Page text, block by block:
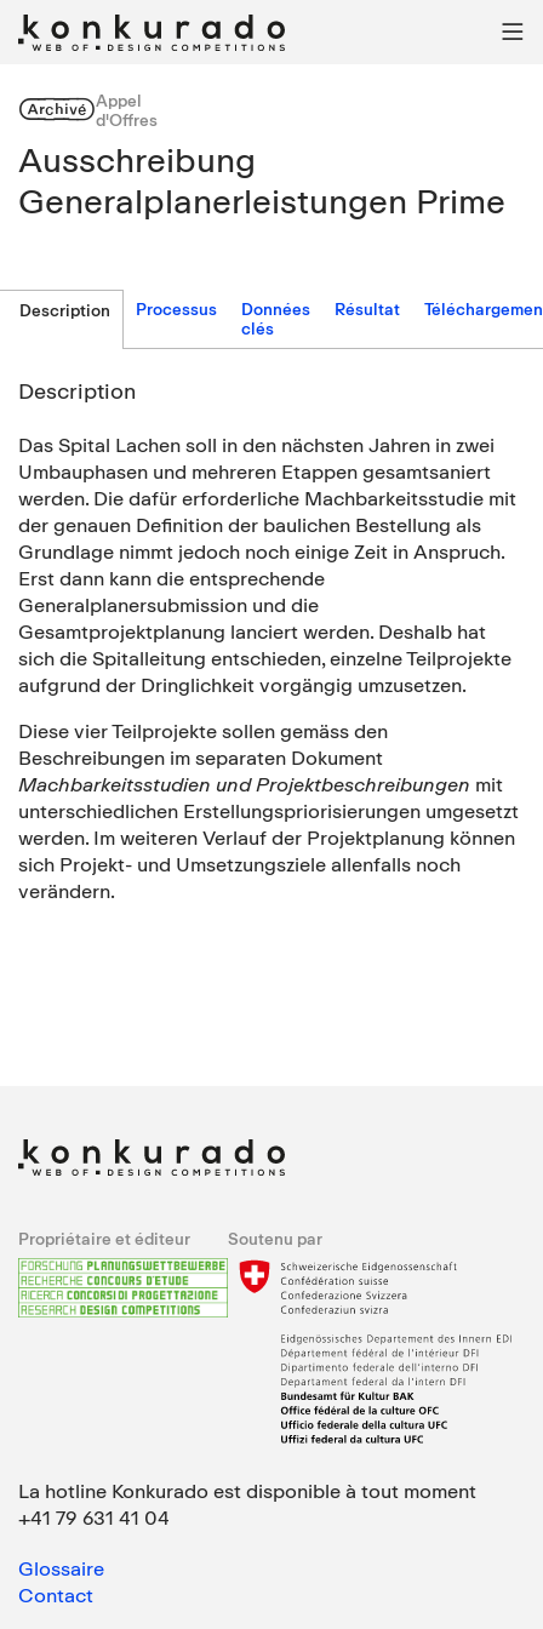

ArchivéAppel
d'Offres
Ausschreibung
Generalplanerleistungen Prime
Description Processus
Données
clés
Résultat
Description
Das Spital Lachen soll in den nächsten Jahren in zwei
Umbauphasen und mehreren Etappen gesamtsaniert
werden. Die dafür erforderliche Machbarkeitsstudie mit
der genauen Definition der baulichen Bestellung als
Grundlage nimmt jedoch noch einige Zeit in Anspruch.
Erst dann kann die entsprechende
Generalplanersubmission und die
Gesamtprojektplanung lanciert werden. Deshalb hat
sich die Spitalleitung entschieden, einzelne Teilprojekte
aufgrund der Dringlichkeit vorgängig umzusetzen.
Diese vier Teilprojekte sollen gemäss den
Beschreibungen im separaten Dokument
Machbarkeitsstudien und Projektbeschreibungen mit
unterschiedlichen Erstellungspriorisierungen umgesetzt
werden. Im weiteren Verlauf der Projektplanung können
sich Projekt- und Umsetzungsziele allenfalls noch
verändern.
Propriétaire et éditeur Soutenu par
La hotline Konkurado est disponible à tout moment
+41 79 631 41 04
Glossaire
Contact